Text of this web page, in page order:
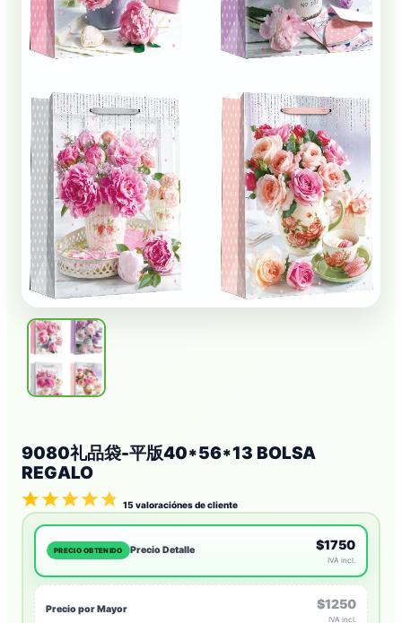
9080礼品袋-平版40*56*13 BOLSA
REGALO
15 valoraciónes de cliente
PRECIO OBTENIDO Precio Detalle $1750
IVA incl.
Precio por Mayor $1250
IVA incl.